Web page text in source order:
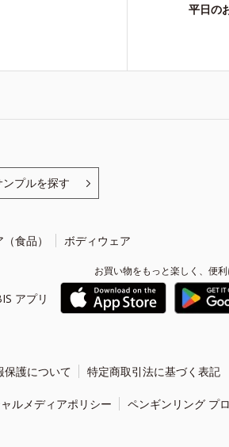
平日の
プルを探す
食品） ボディウェア
アプリ
お買い物をもっと楽しく、便利
保護について 特定商取引法に基づく表記
ルメディアポリシー ペンギンリング プ